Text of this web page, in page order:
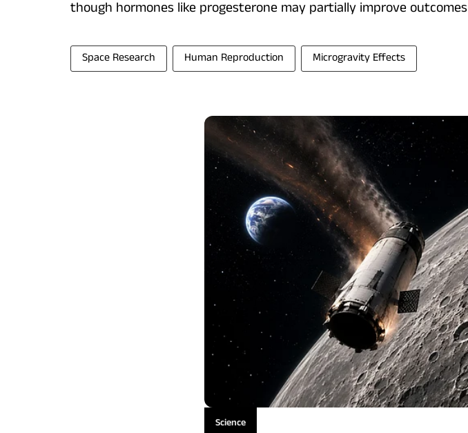
though hormones like progesterone may partially improve outcomes
Space Research Human Reproduction Microgravity Effects
Science